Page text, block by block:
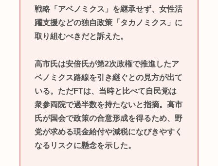
戦略「アベノミクス」を継承せず、女性活
躍支援などの独自政策「タカノミクス」に
取り組むべきだと訴えた。
高市氏は安倍氏が第2次政権で推進したア
ベノミクス路線を引き継ぐとの見方が出て
いる。ただFTは、当時と比べて自民党は
衆参両院で過半数を持たないと指摘。高市
氏が国会で政策の合意形成を得るため、野
党が求める現金給付や減税になびきやすく
なるリスクに懸念を示した。